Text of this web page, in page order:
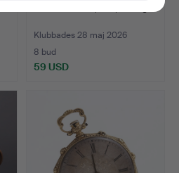
Klubbades 28 maj 2026
8 bud
59 USD